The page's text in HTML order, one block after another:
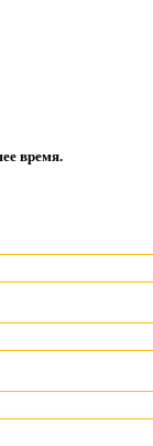
время.